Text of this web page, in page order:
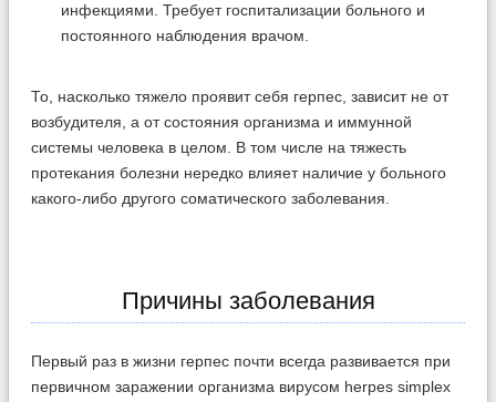
инфекциями. Требует госпитализации больного и
постоянного наблюдения врачом.
То, насколько тяжело проявит себя герпес, зависит не от
возбудителя, а от состояния организма и иммунной
системы человека в целом. В том числе на тяжесть
протекания болезни нередко влияет наличие у больного
какого-либо другого соматического заболевания.
Причины заболевания
Первый раз в жизни герпес почти всегда развивается при
первичном заражении организма вирусом herpes simplex